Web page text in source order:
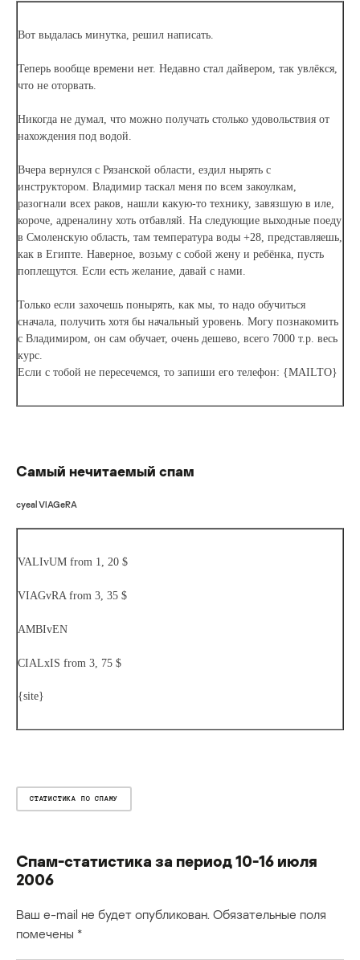
Вот выдалась минутка, решил написать.
Теперь вообще времени нет. Недавно стал дайвером, так увлёкся,
что не оторвать.
Никогда не думал, что можно получать столько удовольствия от
нахождения под водой.
Вчера вернулся с Рязанской области, ездил нырять с
инструктором. Владимир таскал меня по всем закоулкам,
разогнали всех раков, нашли какую-то технику, завязшую в иле,
короче, адреналину хоть отбавляй. На следующие выходные поеду
в Смоленскую область, там температура воды +28, представляешь,
как в Египте. Наверное, возьму с собой жену и ребёнка, пусть
поплещутся. Если есть желание, давай с нами.
Только если захочешь понырять, как мы, то надо обучиться
сначала, получить хотя бы начальный уровень. Могу познакомить
с Владимиром, он сам обучает, очень дешево, всего 7000 т.р. весь
курс.
Если с тобой не пересечемся, то запиши его телефон: {MAILTO}
Самый нечитаемый спам
cyeal VIAGeRA
VALIvUM from 1, 20 $
VIAGvRA from 3, 35 $
AMBIvEN
CIALxIS from 3, 75 $
{site}
СТАТИСТИКА ПО СПАМУ
Спам-статистика за период 10-16 июля
2006
Ваш e-mail не будет опубликован. Обязательные поля
помечены *